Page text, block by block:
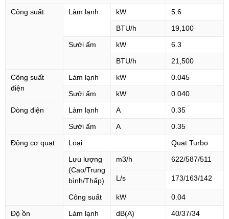
Công suất
Làm lạnh kW
5.6
BTU/h
19,100
Sưởi ấm
kW
6.3
BTU/h
21,500
Công suất
điện
Làm lạnh kW
0.045
Sưởi ấm
kW
0.040
Dòng điện
Làm lạnh A
0.35
Sưởi ấm
A
0.35
Động cơ quạt
Loại
Quạt Turbo
Lưu lượng
(Cao/Trung
bình/Thấp)
m3/h 622/587/511
L/s 173/163/142
Công suất kW
0.04
Độ ồn
Làm lạnh dB(A) 40/37/34